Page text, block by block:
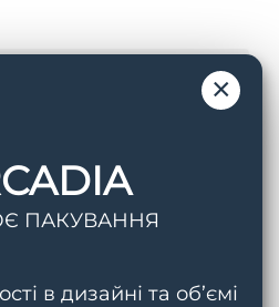
Gel With Mandelic Acid
×
ПАКУВАННЯ
в дизайні та об’ємі